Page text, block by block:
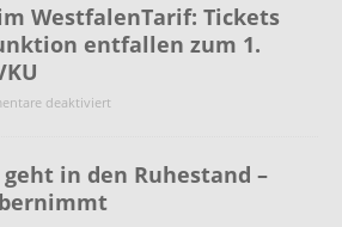
WestfalenTarif: Tickets
entfallen zum 1.
deaktiviert
in den Ruhestand –